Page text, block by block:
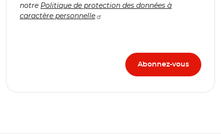
notre Politique de protection des données à
caractère personnelle